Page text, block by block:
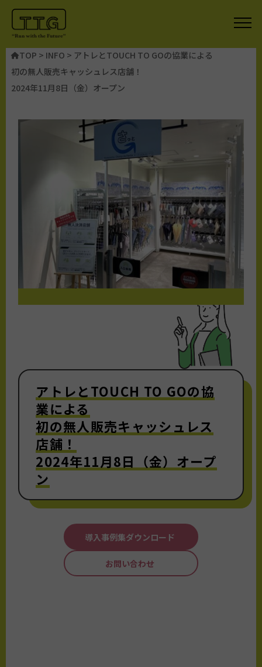
TOP > INFO > アトレとTOUCH TO GOの協業による
初の無人販売キャッシュレス店舗！
2024年11月8日（金）オープン
アトレとTOUCH TO GOの協
業による
初の無人販売キャッシュレス
店舗！
2024年11月8日（金）オープ
ン
導入事例集ダウンロード
お問い合わせ